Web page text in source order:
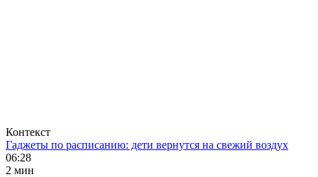
Контекст
Гаджеты по расписанию: дети вернутся на свежий воздух
06:28
2 мин